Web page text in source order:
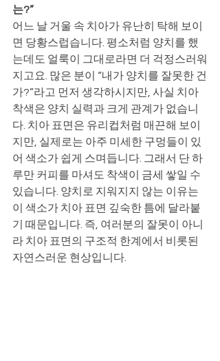
는?”
어느 날 거울 속 치아가 유난히 탁해 보이
면 당황스럽습니다. 평소처럼 양치를 했
는데도 얼룩이 그대로라면 더 걱정스러워
지고요. 많은 분이 “내가 양치를 잘못한 건
가?”라고 먼저 생각하시지만, 사실 치아
착색은 양치 실력과 크게 관계가 없습니
다. 치아 표면은 유리컵처럼 매끈해 보이
지만, 실제로는 아주 미세한 구멍들이 있
어 색소가 쉽게 스며듭니다. 그래서 단 하
루만 커피를 마셔도 착색이 금세 쌓일 수
있습니다. 양치로 지워지지 않는 이유는
이 색소가 치아 표면 깊숙한 틈에 달라붙
기 때문입니다. 즉, 여러분의 잘못이 아니
라 치아 표면의 구조적 한계에서 비롯된
자연스러운 현상입니다.